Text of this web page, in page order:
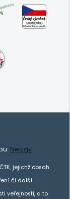
Neogy
jejichž obsah
či další
veřejnosti, a to